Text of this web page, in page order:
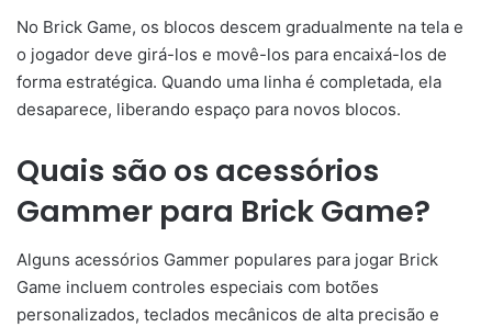
No Brick Game, os blocos descem gradualmente na tela e
o jogador deve girá-los e movê-los para encaixá-los de
forma estratégica. Quando uma linha é completada, ela
desaparece, liberando espaço para novos blocos.
Quais são os acessórios
Gammer para Brick Game?
Alguns acessórios Gammer populares para jogar Brick
Game incluem controles especiais com botões
personalizados, teclados mecânicos de alta precisão e